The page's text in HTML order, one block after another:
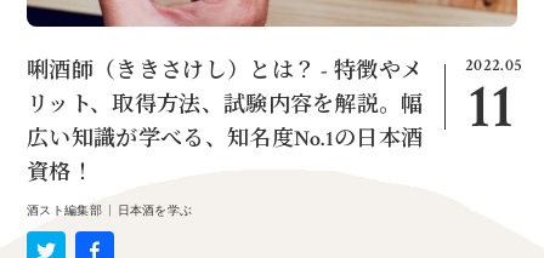
2022.05
11
唎酒師（ききさけし）とは？ - 特徴やメ
リット、取得方法、試験内容を解説。幅
広い知識が学べる、知名度No.1の日本酒
資格！
酒スト編集部| 日本酒を学ぶ